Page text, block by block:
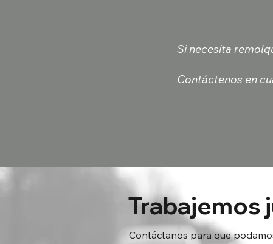
Si necesita
Contáctenos en
Trabajemos
Contáctanos para que